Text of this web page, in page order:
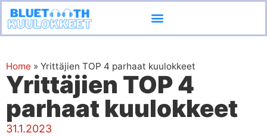
Home » Yrittäjien TOP 4 parhaat kuulokkeet
Yrittäjien TOP 4
parhaat kuulokkeet
31.1.2023